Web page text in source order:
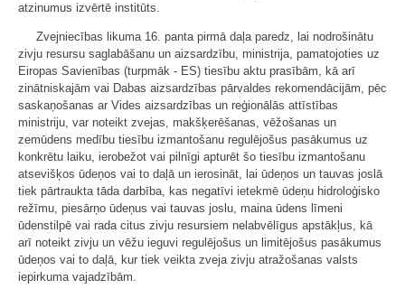
atzinumus izvērtē institūts.
Zvejniecības likuma 16. panta pirmā daļa paredz, lai nodrošinātu
zivju resursu saglabāšanu un aizsardzību, ministrija, pamatojoties uz
Eiropas Savienības (turpmāk - ES) tiesību aktu prasībām, kā arī
zinātniskajām vai Dabas aizsardzības pārvaldes rekomendācijām, pēc
saskaņošanas ar Vides aizsardzības un reģionālās attīstības
ministriju, var noteikt zvejas, makšķerēšanas, vēžošanas un
zemūdens medību tiesību izmantošanu regulējošus pasākumus uz
konkrētu laiku, ierobežot vai pilnīgi apturēt šo tiesību izmantošanu
atsevišķos ūdeņos vai to daļā un ierosināt, lai ūdeņos un tauvas joslā
tiek pārtraukta tāda darbība, kas negatīvi ietekmē ūdeņu hidroloģisko
režīmu, piesārņo ūdeņus vai tauvas joslu, maina ūdens līmeni
ūdenstilpē vai rada citus zivju resursiem nelabvēlīgus apstākļus, kā
arī noteikt zivju un vēžu ieguvi regulējošus un limitējošus pasākumus
ūdeņos vai to daļā, kur tiek veikta zveja zivju atražošanas valsts
iepirkuma vajadzībām.